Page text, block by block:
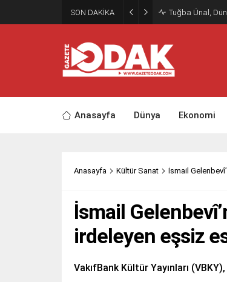
SON DAKİKA Tuğba Ünal,
Anasayfa Dünya Ekonomi
Anasayfa Kültür Sanat İsmail
İsmail
irdeleyen eşsiz
VakıfBank Kültür Yayınları